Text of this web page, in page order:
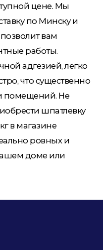
цене. Мы
по Минску и
вам
работы.
адгезией, легко
что существенно
помещений. Не
шпатлевку
в магазине
ровных и
доме или